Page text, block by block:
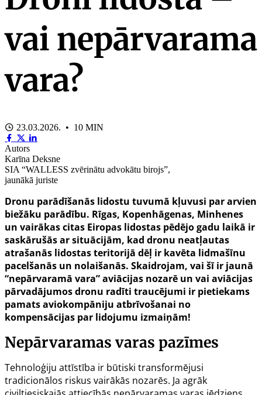
vai nepārvarama
vara?
23.03.2026. • 10 MIN
Autors
Karīna Deksne
SIA “WALLESS zvērinātu advokātu birojs”,
jaunākā juriste
Dronu parādīšanās lidostu tuvumā kļuvusi par arvien
biežāku parādību. Rīgas, Kopenhāgenas, Minhenes
un vairākas citas Eiropas lidostas pēdējo gadu laikā ir
saskārušās ar situācijām, kad dronu neatļautas
atrašanās lidostas teritorijā dēļ ir kavēta lidmašīnu
pacelšanās un nolaišanās. Skaidrojam, vai šī ir jaunā
“nepārvaramā vara” aviācijas nozarē un vai aviācijas
pārvadājumos dronu radīti traucējumi ir pietiekams
pamats aviokompāniju atbrīvošanai no
kompensācijas par lidojumu izmaiņām!
Nepārvaramas varas pazīmes
Tehnoloģiju attīstība ir būtiski transformējusi
tradicionālos riskus vairākās nozarēs. Ja agrāk